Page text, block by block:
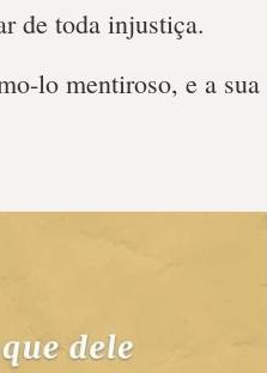
de toda injustiça.
lo mentiroso, e a sua